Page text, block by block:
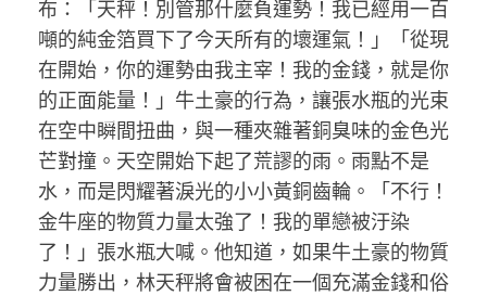
布：「天秤！別管那什麼負運勢！我已經用一百
噸的純金箔買下了今天所有的壞運氣！」「從現
在開始，你的運勢由我主宰！我的金錢，就是你
的正面能量！」牛土豪的行為，讓張水瓶的光束
在空中瞬間扭曲，與一種夾雜著銅臭味的金色光
芒對撞。天空開始下起了荒謬的雨。雨點不是
水，而是閃耀著淚光的小小黃銅齒輪。「不行！
金牛座的物質力量太強了！我的單戀被汙染
了！」張水瓶大喊。他知道，如果牛土豪的物質
力量勝出，林天秤將會被困在一個充滿金錢和俗